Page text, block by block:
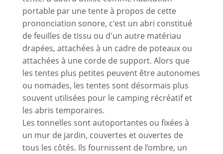
portable par une tente à propos de cette
prononciation sonore, c'est un abri constitué
de feuilles de tissu ou d'un autre matériau
drapées, attachées à un cadre de poteaux ou
attachées à une corde de support. Alors que
les tentes plus petites peuvent être autonomes
ou nomades, les tentes sont désormais plus
souvent utilisées pour le camping récréatif et
les abris temporaires.
Les tonnelles sont autoportantes ou fixées à
un mur de jardin, couvertes et ouvertes de
tous les côtés. Ils fournissent de l’ombre, un